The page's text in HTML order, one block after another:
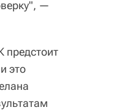
—
предстоит
это